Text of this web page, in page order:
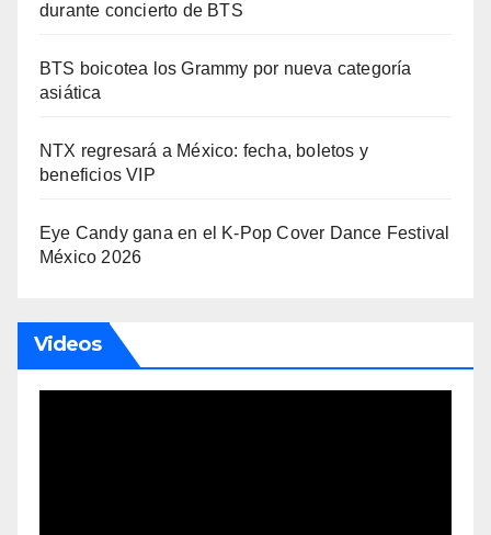
durante concierto de BTS
BTS boicotea los Grammy por nueva categoría
asiática
NTX regresará a México: fecha, boletos y
beneficios VIP
Eye Candy gana en el K-Pop Cover Dance Festival
México 2026
Videos